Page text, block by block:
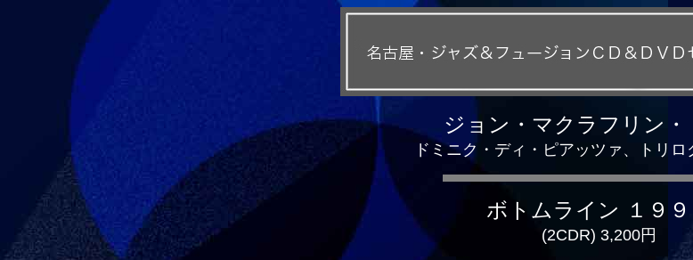
ジョン・マクラフリン・
ドミニク・ディ・ピアッツァ、トリロ
ボトムライン １９
(2CDR) 3,200円